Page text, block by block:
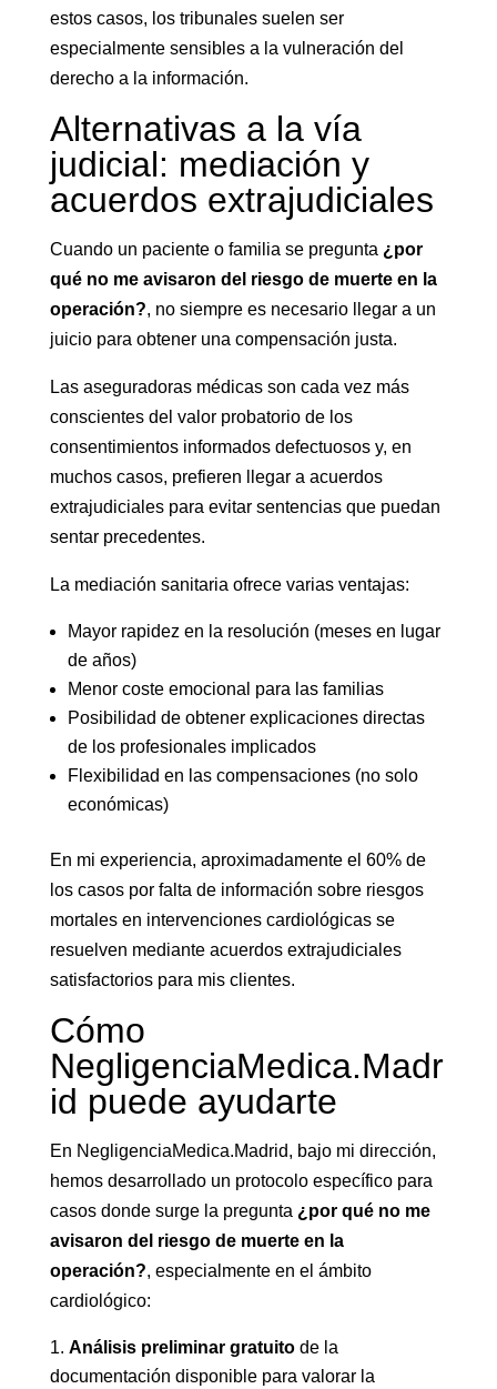
estos casos, los tribunales suelen ser
especialmente sensibles a la vulneración del
derecho a la información.
Alternativas a la vía
judicial: mediación y
acuerdos extrajudiciales
Cuando un paciente o familia se pregunta ¿por
qué no me avisaron del riesgo de muerte en la
operación?, no siempre es necesario llegar a un
juicio para obtener una compensación justa.
Las aseguradoras médicas son cada vez más
conscientes del valor probatorio de los
consentimientos informados defectuosos y, en
muchos casos, prefieren llegar a acuerdos
extrajudiciales para evitar sentencias que puedan
sentar precedentes.
La mediación sanitaria ofrece varias ventajas:
Mayor rapidez en la resolución (meses en lugar
de años)
Menor coste emocional para las familias
Posibilidad de obtener explicaciones directas
de los profesionales implicados
Flexibilidad en las compensaciones (no solo
económicas)
En mi experiencia, aproximadamente el 60% de
los casos por falta de información sobre riesgos
mortales en intervenciones cardiológicas se
resuelven mediante acuerdos extrajudiciales
satisfactorios para mis clientes.
Cómo
NegligenciaMedica.Madr
id puede ayudarte
En NegligenciaMedica.Madrid, bajo mi dirección,
hemos desarrollado un protocolo específico para
casos donde surge la pregunta ¿por qué no me
avisaron del riesgo de muerte en la
operación?, especialmente en el ámbito
cardiológico:
Análisis preliminar gratuitode la
documentación disponible para valorar la